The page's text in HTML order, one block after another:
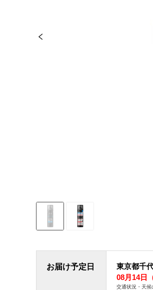
お届け予定日 東京都千
08月14日
交通状況・天候